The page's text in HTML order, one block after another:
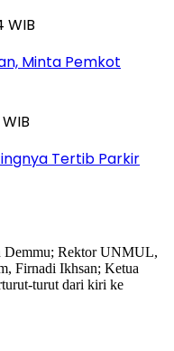
WIB
Minta Pemkot
Tertib Parkir